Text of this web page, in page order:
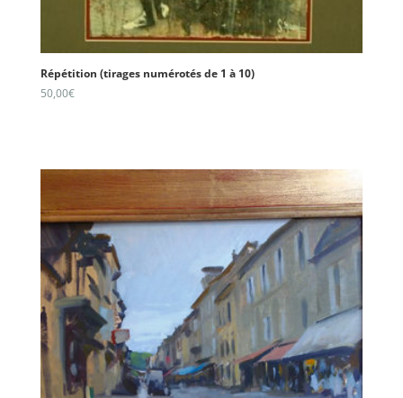
Répétition (tirages numérotés de 1 à 10)
50,00€